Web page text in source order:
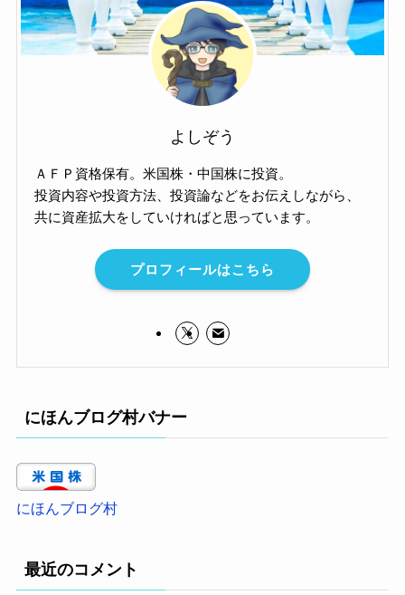
よしぞう
ＡＦＰ資格保有。米国株・中国株に投資。
投資内容や投資方法、投資論などをお伝えしながら、
共に資産拡大をしていければと思っています。
プロフィールはこちら
にほんブログ村バナー
にほんブログ村
最近のコメント